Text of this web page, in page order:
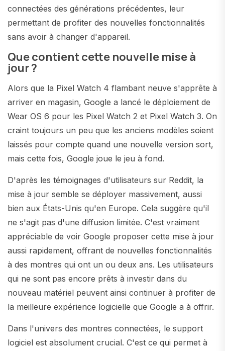
connectées des générations précédentes, leur
permettant de profiter des nouvelles fonctionnalités
sans avoir à changer d'appareil.
Que contient cette nouvelle mise à
jour ?
Alors que la Pixel Watch 4 flambant neuve s'apprête à
arriver en magasin, Google a lancé le déploiement de
Wear OS 6 pour les Pixel Watch 2 et Pixel Watch 3. On
craint toujours un peu que les anciens modèles soient
laissés pour compte quand une nouvelle version sort,
mais cette fois, Google joue le jeu à fond.
D'après les témoignages d'utilisateurs sur Reddit, la
mise à jour semble se déployer massivement, aussi
bien aux États-Unis qu'en Europe. Cela suggère qu'il
ne s'agit pas d'une diffusion limitée. C'est vraiment
appréciable de voir Google proposer cette mise à jour
aussi rapidement, offrant de nouvelles fonctionnalités
à des montres qui ont un ou deux ans. Les utilisateurs
qui ne sont pas encore prêts à investir dans du
nouveau matériel peuvent ainsi continuer à profiter de
la meilleure expérience logicielle que Google a à offrir.
Dans l'univers des montres connectées, le support
logiciel est absolument crucial. C'est ce qui permet à